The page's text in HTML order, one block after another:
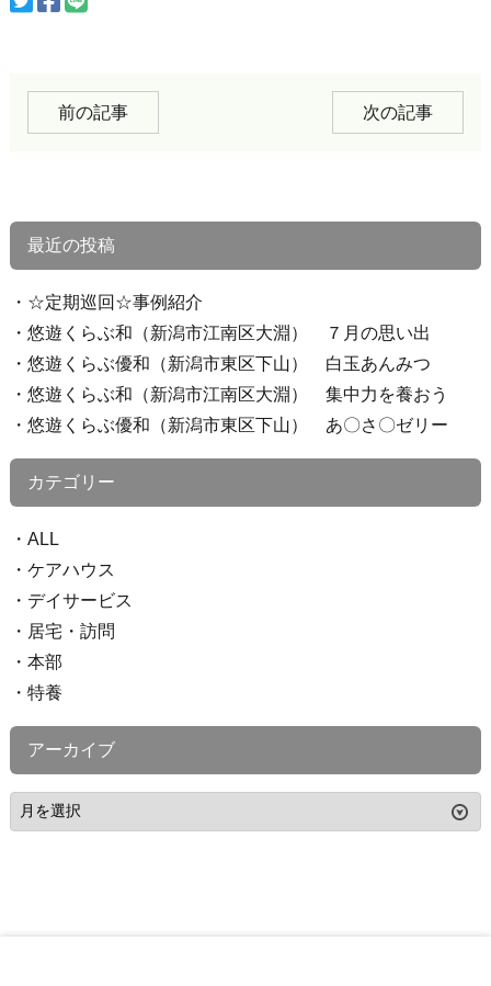
前の記事 次の記事
最近の投稿
☆定期巡回☆事例紹介
悠遊くらぶ和（新潟市江南区大淵） ７月の思い出
悠遊くらぶ優和（新潟市東区下山） 白玉あんみつ
悠遊くらぶ和（新潟市江南区大淵） 集中力を養おう
悠遊くらぶ優和（新潟市東区下山） あ〇さ〇ゼリー
カテゴリー
ALL
ケアハウス
デイサービス
居宅・訪問
本部
特養
アーカイブ